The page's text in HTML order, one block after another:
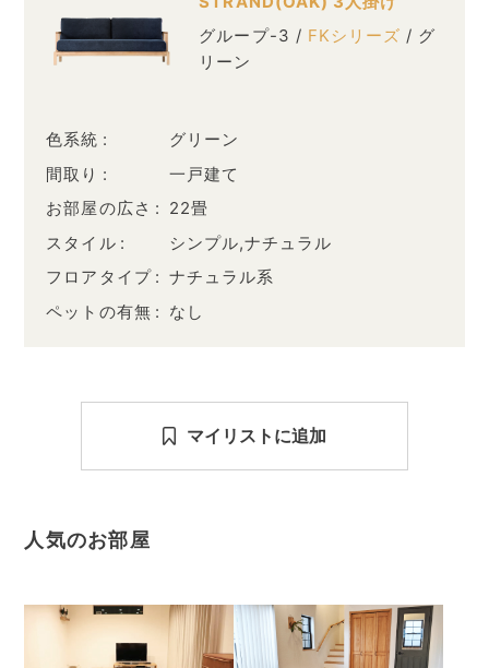
グループ-3 / FKシリーズ / グ
リーン
色系統
グリーン
間取り
一戸建て
お部屋の広さ
22畳
スタイル
シンプル,ナチュラル
フロアタイプ
ナチュラル系
ペットの有無
なし
マイリストに追加
人気のお部屋